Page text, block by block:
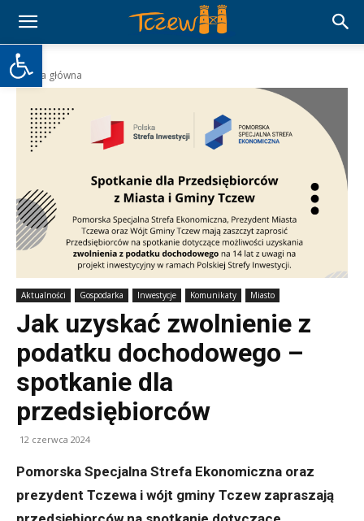
Otwórz pasek narzędzi
Strona główna
Aktualności Gospodarka Inwestycje Komunikaty Miasto
Jak uzyskać zwolnienie z
podatku dochodowego –
spotkanie dla
przedsiębiorców
12 czerwca 2024
Pomorska Specjalna Strefa Ekonomiczna oraz
prezydent Tczewa i wójt gminy Tczew zapraszają